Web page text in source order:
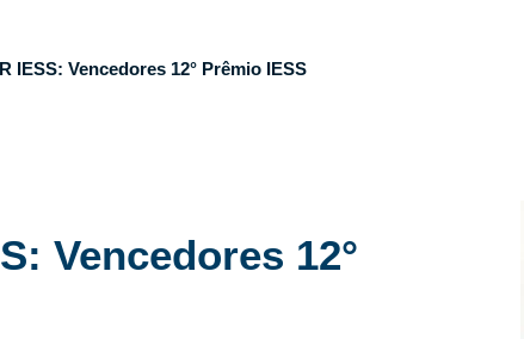
IESS: Vencedores 12° Prêmio IESS
Vencedores 12°